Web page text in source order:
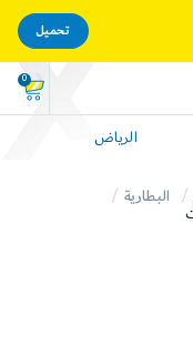
0
الرياض
البطارية
تحميل